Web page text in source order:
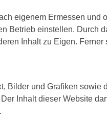
eigenem Ermessen
Betrieb einstellen. Durch
Inhalt zu Eigen.
Bilder und Grafiken
Inhalt dieser Website